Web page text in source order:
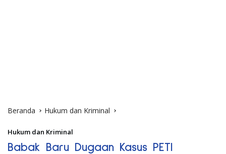
Beranda Hukum dan Kriminal
Hukum dan Kriminal
Babak Baru Dugaan Kasus PETI